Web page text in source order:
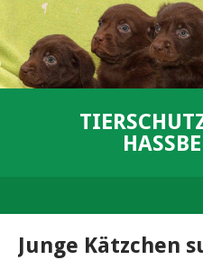
Junge Kätzchen